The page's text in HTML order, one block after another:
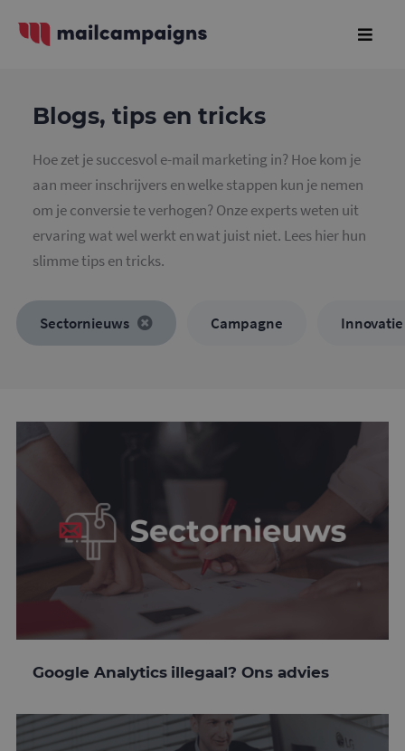
Blogs, tips en tricks
Hoe zet je succesvol e-mail marketing in? Hoe kom je
aan meer inschrijvers en welke stappen kun je nemen
om je conversie te verhogen? Onze experts weten uit
ervaring wat wel werkt en wat juist niet. Lees hier hun
slimme tips en tricks.
Sectornieuws Campagne Innovatie
Google Analytics illegaal? Ons advies